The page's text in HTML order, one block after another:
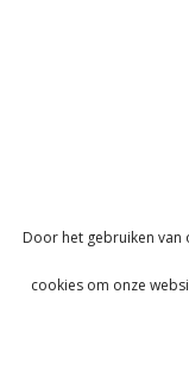
Door het gebruiken van
cookies om onze